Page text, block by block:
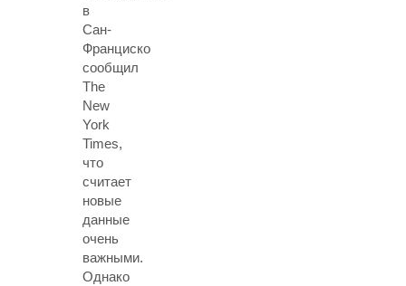
в
Сан-
Франциско
сообщил
The
New
York
Times,
что
считает
новые
данные
очень
важными.
Однако